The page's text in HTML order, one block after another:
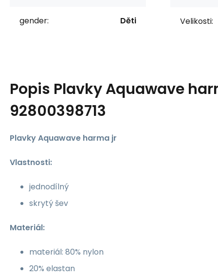
gender: Děti Velikosti:
Popis Plavky Aquawave
92800398713
Plavky Aquawave harma jr
Vlastnosti:
jednodílný
skrytý šev
Materiál:
materiál: 80% nylon
20% elastan